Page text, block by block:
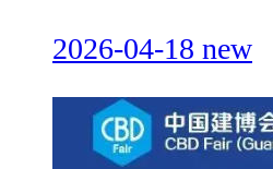
2026-04-18 new